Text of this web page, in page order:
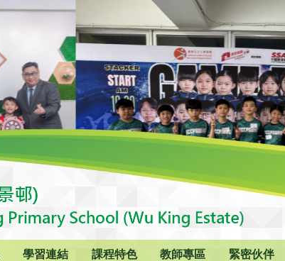
學習連結 課程特色 教師專區 緊密伙伴